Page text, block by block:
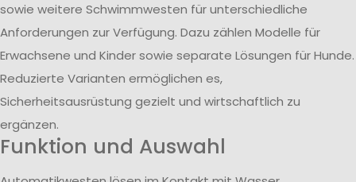
sowie weitere Schwimmwesten für unterschiedliche
Anforderungen zur Verfügung. Dazu zählen Modelle für
Erwachsene und Kinder sowie separate Lösungen für Hunde.
Reduzierte Varianten ermöglichen es,
Sicherheitsausrüstung gezielt und wirtschaftlich zu
ergänzen.
Funktion und Auswahl